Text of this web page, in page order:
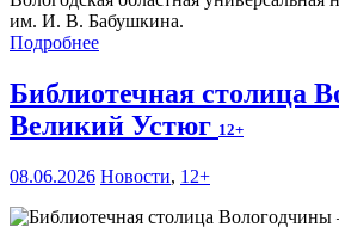
им. И. В. Бабушкина.
Подробнее
Библиотечная столица
Великий Устюг 12+
08.06.2026 Новости, 12+